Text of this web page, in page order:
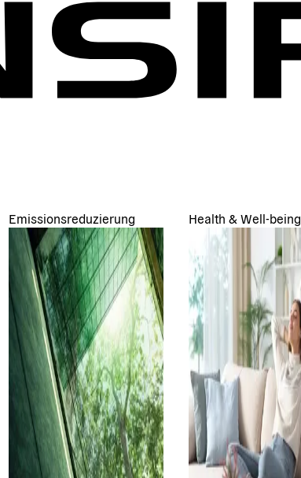
Emissionsreduzierung Health & Well-being